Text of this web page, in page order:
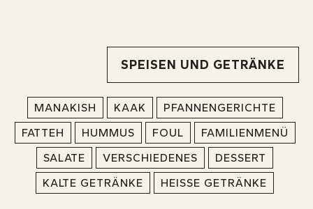
SPEISEN UND GETRÄNKE
MANAKISH KAAK
PFANNENGERICHTE
FATTEH
HUMMUS FOUL
FAMILIENMENÜ
SALATE
VERSCHIEDENES
DESSERT
KALTE GETRÄNKE
HEISSE GETRÄNKE